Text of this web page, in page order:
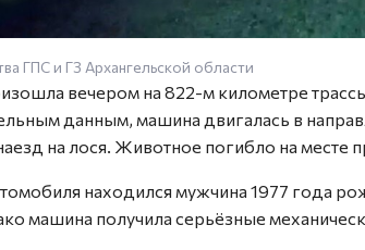
ГПС и ГЗ Архангельской области
вечером на 822-м километре
данным, машина двигалась в
на лося. Животное погибло на месте
находился мужчина 1977 года
машина получила серьёзные